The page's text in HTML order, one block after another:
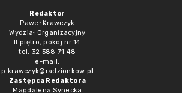
Redaktor
Paweł Krawczyk
Wydział Organizacyjny
II piętro, pokój nr 14
tel. 32 388 71 48
e-mail:
p.krawczyk@radzionkow.pl
Zastępca Redaktora
Magdalena Synecka